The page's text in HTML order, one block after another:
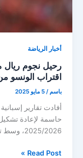
بداية
أخبار الرياضة
رحيل نجوم ريال
اقتراب الونسو
باسم/5 مايو 2025
أفادت تقارير
حاسمة لإعادة
2025/2026، وسط تغييرات جذرية
رحيل
Read Post »